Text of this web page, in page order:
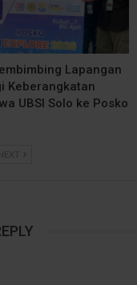
Lapangan
Keberangkatan
UBSI Solo ke Posko